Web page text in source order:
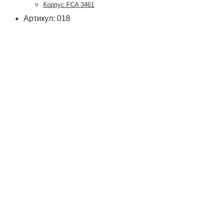
Корпус FCA 3461
Артикул: 018